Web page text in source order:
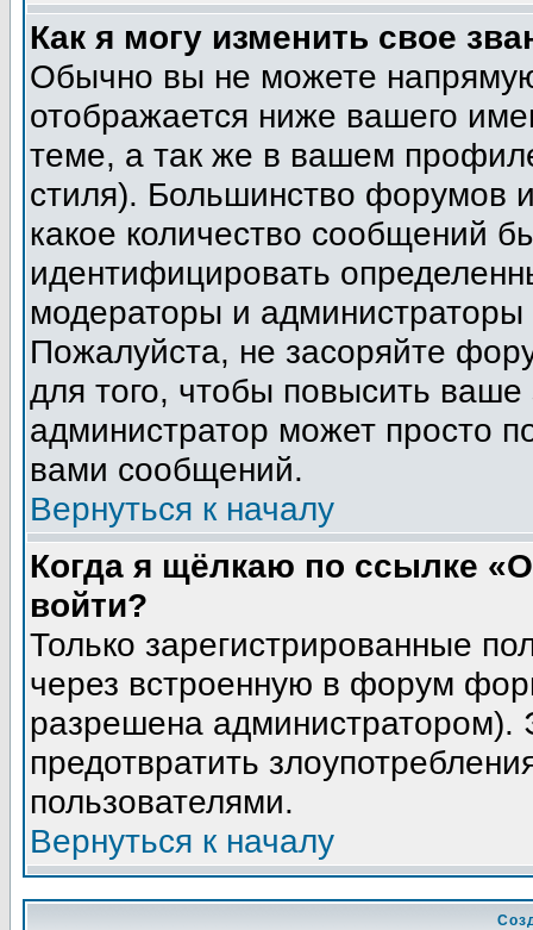
Как я могу изменить свое
Обычно вы не можете
отображается ниже вашего
теме, а так же в вашем
стиля). Большинство форумов
какое количество сообщений
идентифицировать
модераторы и
Пожалуйста, не засоряйте
для того, чтобы повысить
администратор может просто
вами сообщений.
Вернуться к началу
Когда я щёлкаю по ссылке
войти?
Только зарегистрированные
через встроенную в форум
разрешена администратором).
предотвратить
пользователями.
Вернуться к началу